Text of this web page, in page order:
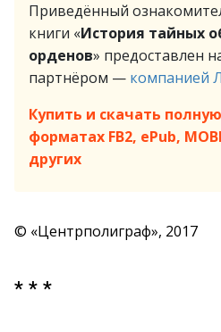
Приведённый
книги «История тайных
орденов» предоставлен
партнёром — компанией
Купить и скачать
форматах FB2, ePub,
других
© «Центрполиграф», 2017
* * *